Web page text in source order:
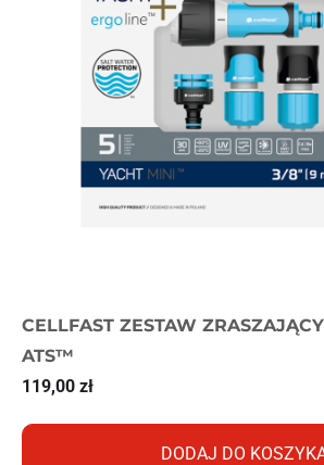
CELLFAST ZESTAW
ATS™
119,00 zł
DODAJ DO